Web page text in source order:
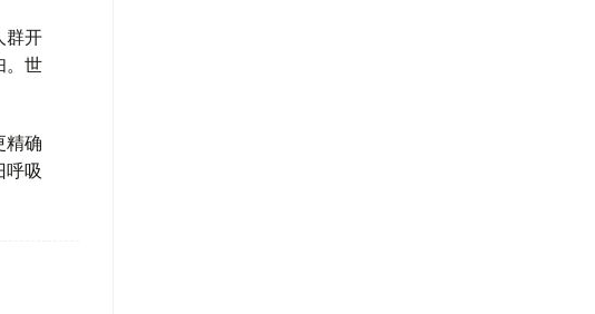
群开
。世
精确
呼吸